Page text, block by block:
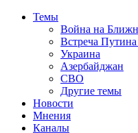
Темы
Война на
Встреча
Украина
Азербайджан
СВО
Другие темы
Новости
Мнения
Каналы